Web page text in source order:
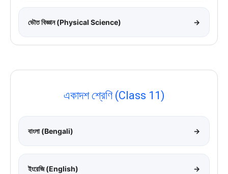
ভৌত বিজ্ঞান (Physical Science) →
একাদশ শ্রেণি (Class 11)
বাংলা (Bengali) →
ইংরেজি (English) →